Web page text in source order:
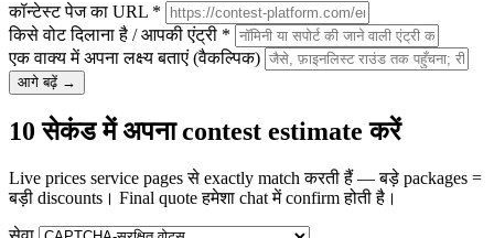
कॉन्टेस्ट पेज का URL *
किसे वोट दिलाना है / आपकी एंट्री *
एक वाक्य में अपना लक्ष्य बताएं (वैकल्पिक)
आगे बढ़ें →
10 सेकंड में अपना contest estimate करें
Live prices service pages से exactly match करती हैं — बड़े packages =
बड़ी discounts। Final quote हमेशा chat में confirm होती है।